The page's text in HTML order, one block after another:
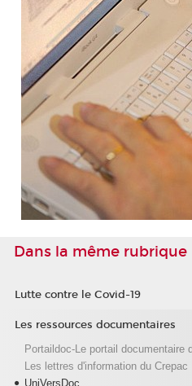
Dans la même rubrique
Lutte contre le Covid-19
Les ressources documentaires
Portaildoc-Le portail documentaire
Les lettres d'information du Crepac
UniVersDoc